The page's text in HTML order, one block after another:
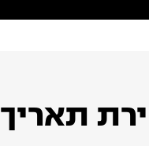
תאריך